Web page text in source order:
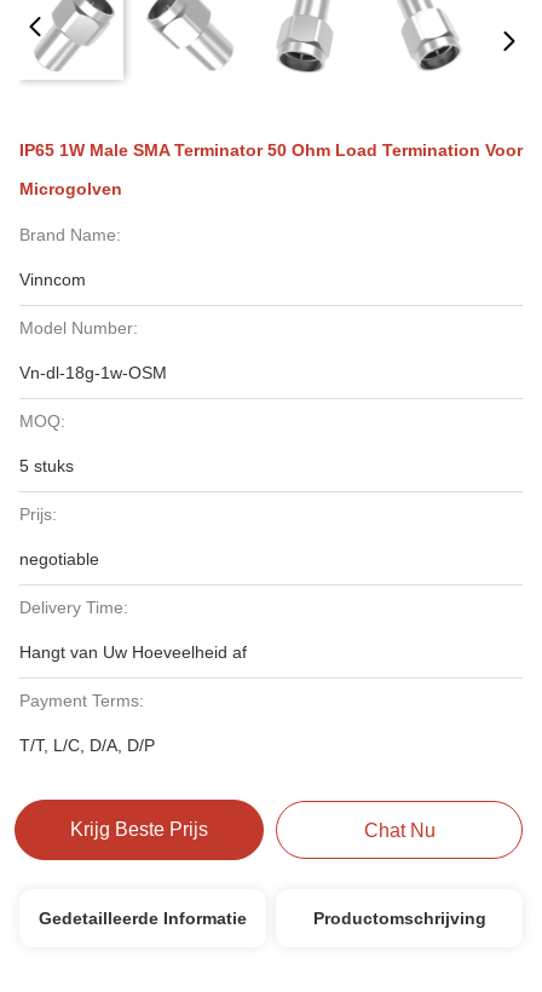
IP65 1W Male SMA Terminator 50 Ohm Load Termination Voor
Microgolven
Brand Name:
Vinncom
Model Number:
Vn-dl-18g-1w-OSM
MOQ:
5 stuks
Prijs:
negotiable
Delivery Time:
Hangt van Uw Hoeveelheid af
Payment Terms:
T/T, L/C, D/A, D/P
Krijg Beste Prijs Chat Nu
Gedetailleerde Informatie Productomschrijving